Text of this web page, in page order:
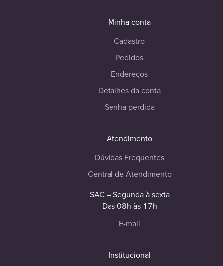
Minha conta
Cadastro
Pedidos
Endereços
Detalhes da conta
Senha perdida
Atendimento
Dúvidas Frequentes
Central de Atendimento
SAC – Segunda à sexta
Das 08h às 17h
E-mail
Institucional